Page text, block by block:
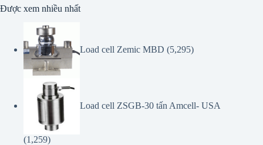
Được xem nhiều nhất
Load cell Zemic MBD (5,295)
Load cell ZSGB-30 tấn Amcell- USA
(1,259)